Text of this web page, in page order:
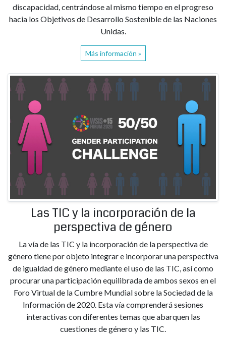
discapacidad, centrándose al mismo tiempo en el progreso
hacia los Objetivos de Desarrollo Sostenible de las Naciones
Unidas.
Más información »
Las TIC y la incorporación de la
perspectiva de género
La vía de las TIC y la incorporación de la perspectiva de
género tiene por objeto integrar e incorporar una perspectiva
de igualdad de género mediante el uso de las TIC, así como
procurar una participación equilibrada de ambos sexos en el
Foro Virtual de la Cumbre Mundial sobre la Sociedad de la
Información de 2020. Esta vía comprenderá sesiones
interactivas con diferentes temas que abarquen las
cuestiones de género y las TIC.